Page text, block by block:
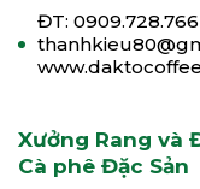
ĐT:
Xưởng Rang và
Cà phê Đặc Sản